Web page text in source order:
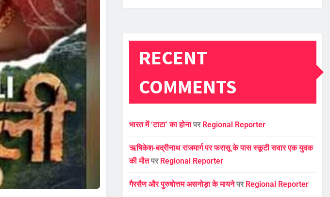
RECENT
COMMENTS
भारत में ‘टाटा’ का होनापर Regional Reporter
ऋषिकेश-बद्रीनाथ राजमार्ग पर फरासू के पास स्कूटी सवार एक युवक
की मौतपर Regional Reporter
गैरसैण और पुरुषोत्तम असनोड़ा के मायनेपर Regional Reporter